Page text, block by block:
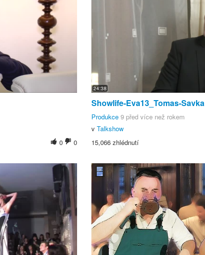
0
0
24:38
Showlife-Eva13_Tomas-Savka
Produkce 9 před více než rokem
v Talkshow
15,066 zhlédnutí